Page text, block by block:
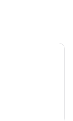
тренируясь во